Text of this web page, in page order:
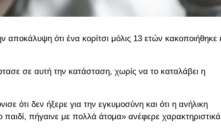
αποκάλυψη ότι ένα κορίτσι μόλις 13 ετών κακοποιήθηκε
σε αυτή την κατάσταση, χωρίς να το καταλάβει η
ότι δεν ήξερε για την εγκυμοσύνη και ότι η ανήλικη
πήγαινε με πολλά άτομα» ανέφερε χαρακτηριστικά